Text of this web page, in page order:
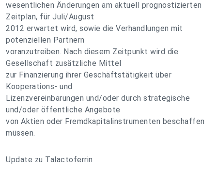
wesentlichen Änderungen am aktuell prognostizierten
Zeitplan, für Juli/August
2012 erwartet wird, sowie die Verhandlungen mit
potenziellen Partnern
voranzutreiben. Nach diesem Zeitpunkt wird die
Gesellschaft zusätzliche Mittel
zur Finanzierung ihrer Geschäftstätigkeit über
Kooperations- und
Lizenzvereinbarungen und/oder durch strategische
und/oder öffentliche Angebote
von Aktien oder Fremdkapitalinstrumenten beschaffen
müssen.
Update zu Talactoferrin